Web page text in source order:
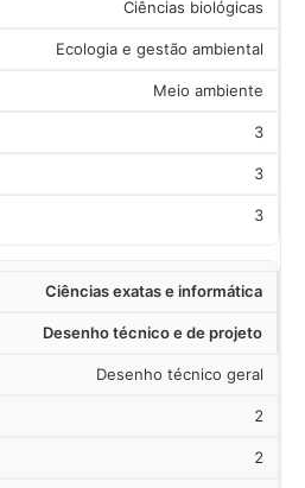
Ciências biológicas
Ecologia e gestão ambiental
Meio ambiente
3
3
3
Ciências exatas e informática
Desenho técnico e de projeto
Desenho técnico geral
2
2